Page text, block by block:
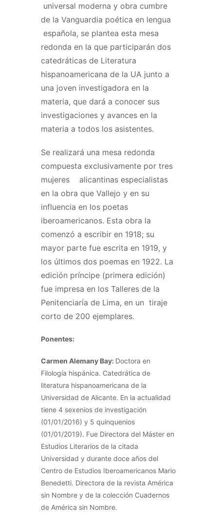
universal moderna y obra cumbre
de la Vanguardia poética en lengua
española, se plantea esta mesa
redonda en la que participarán dos
catedráticas de Literatura
hispanoamericana de la UA junto a
una joven investigadora en la
materia, que dará a conocer sus
investigaciones y avances en la
materia a todos los asistentes.
Se realizará una mesa redonda
compuesta exclusivamente por tres
mujeres alicantinas especialistas
en la obra que Vallejo y en su
influencia en los poetas
iberoamericanos. Esta obra la
comenzó a escribir en 1918; su
mayor parte fue escrita en 1919, y
los últimos dos poemas en 1922. La
edición príncipe (primera edición)
fue impresa en los Talleres de la
Penitenciaría de Lima, en un tiraje
corto de 200 ejemplares.
Ponentes:
Carmen Alemany Bay: Doctora en
Filología hispánica. Catedrática de
literatura hispanoamericana de la
Universidad de Alicante. En la actualidad
tiene 4 sexenios de investigación
(01/01/2016) y 5 quinquenios
(01/01/2019). Fue Directora del Máster en
Estudios Literarios de la citada
Universidad y durante doce años del
Centro de Estudios Iberoamericanos Mario
Benedetti. Directora de la revista América
sin Nombre y de la colección Cuadernos
de América sin Nombre.